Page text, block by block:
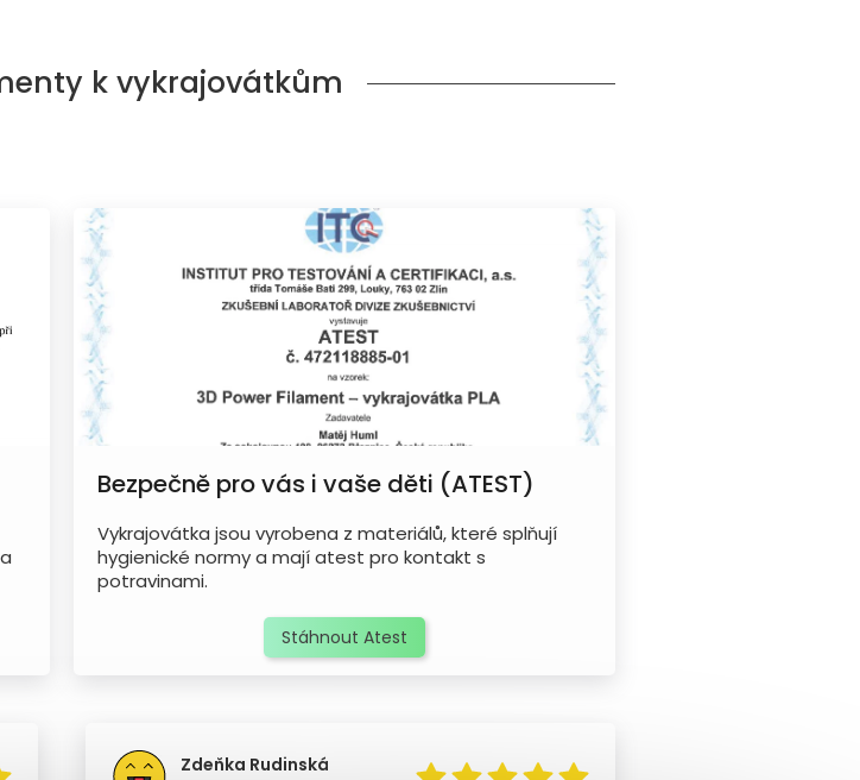
k vykrajovátkům
Bezpečně pro vás i vaše děti (ATEST)
Vykrajovátka jsou vyrobena z materiálů, které splňují
hygienické normy a mají atest pro kontakt s
potravinami.
Stáhnout Atest
Zdeňka Rudinská